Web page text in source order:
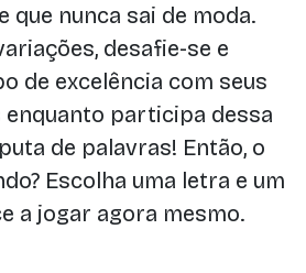
que nunca sai de moda.
desafie-se e
de excelência com seus
enquanto participa dessa
de palavras! Então, o
Escolha uma letra e um
a jogar agora mesmo.